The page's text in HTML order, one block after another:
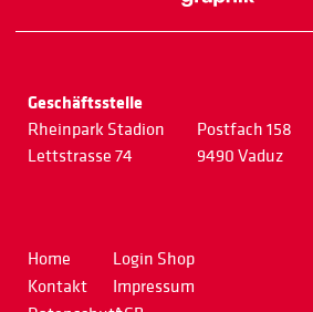
Geschäftsstelle
Rheinpark Stadion
Lettstrasse 74
Postfach 158
9490 Vaduz
Home
Kontakt
Login Shop
Impressum